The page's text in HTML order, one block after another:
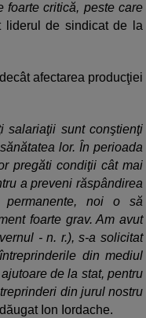
foarte critică, peste care
liderul de sindicat de la
afectarea producţiei
salariaţii sunt conştienţi
lor. În perioada
pregăti condiţii cât mai
a preveni răspândirea
noi o să
foarte grav. Am avut
- n. r.), s-a solicitat
din mediul
de la stat, pentru
din jurul nostru
Ion Iordache.